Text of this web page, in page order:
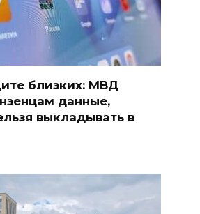
близких: МВД
данные,
выкладывать в